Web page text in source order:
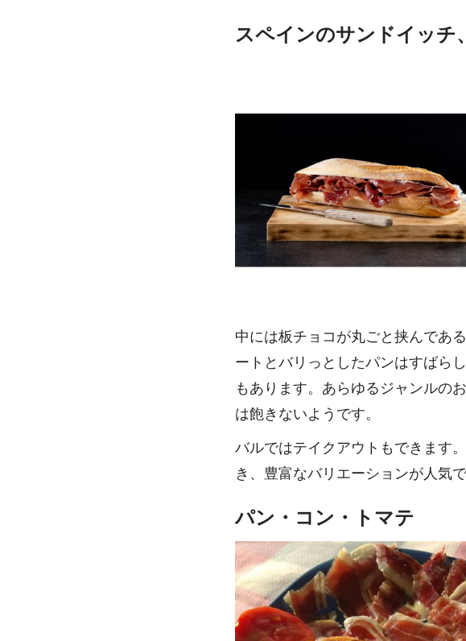
スペインのサンドイッチ
中には板チョコが丸ごと挟んであ
ートとバリっとしたパンはすばら
もあります。あらゆるジャンルの
は飽きないようです。
バルではテイクアウトもできます
き、豊富なバリエーションが人気
パン・コン・トマテ